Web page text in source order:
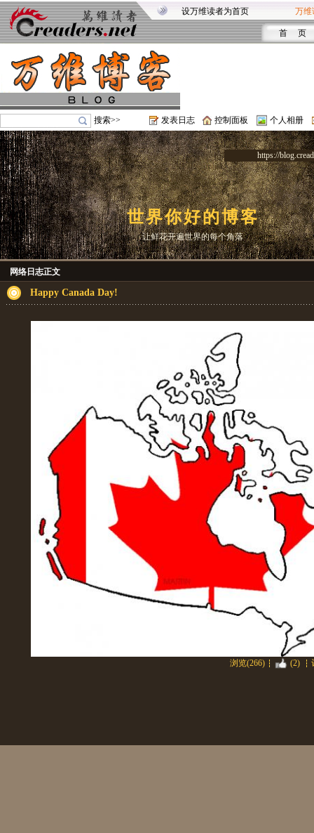
设万维读者为首页 万维
首 页
搜索>> 发表日志 控制面板 个人相册
https://
世界你好的博客
让鲜花开遍世界的每个角落
网络日志正文
Happy Canada Day!
浏览(266) (2)